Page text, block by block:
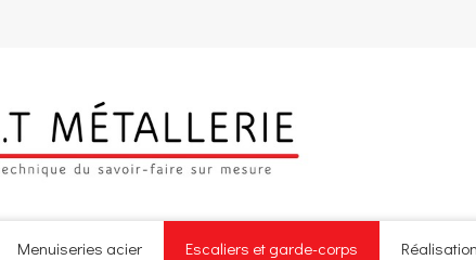
Menuiseries acier Escaliers et garde-corps